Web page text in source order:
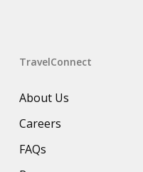
TravelConnect
About Us
Careers
FAQs